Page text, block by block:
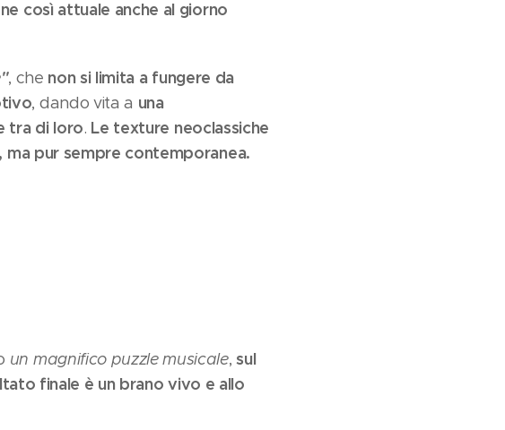
così attuale anche al giorno
, che non si limita a fungere da
, dando vita a una
tra di loro. Le texture neoclassiche
pur sempre contemporanea.
un magnifico puzzle musicale,sul
finale è un brano vivo e allo